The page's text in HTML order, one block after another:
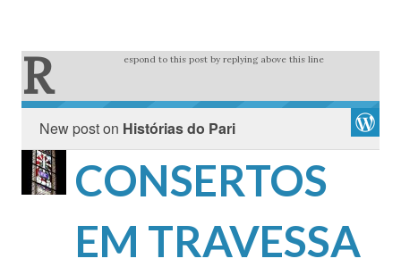
R espond to this post by replying above this line
New post on Histórias do Pari
CONSERTOS
EM TRAVESSA